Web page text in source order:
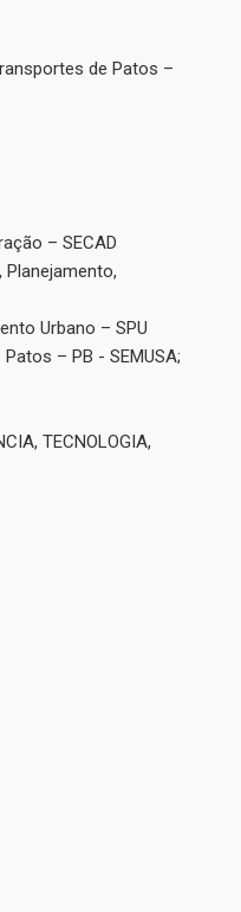
de Patos –
– SECAD
Planejamento,
Urbano – SPU
– PB - SEMUSA;
TECNOLOGIA,